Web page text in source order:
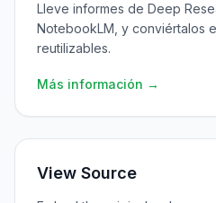
Lleve informes de Deep
NotebookLM, y conviértalos
reutilizables.
Más información →
View Source